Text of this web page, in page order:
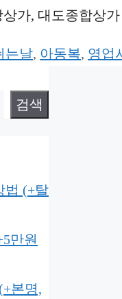
가, 대도종합상
는날, 아동복, 영업
검색
법 (+탈
만원
본명,